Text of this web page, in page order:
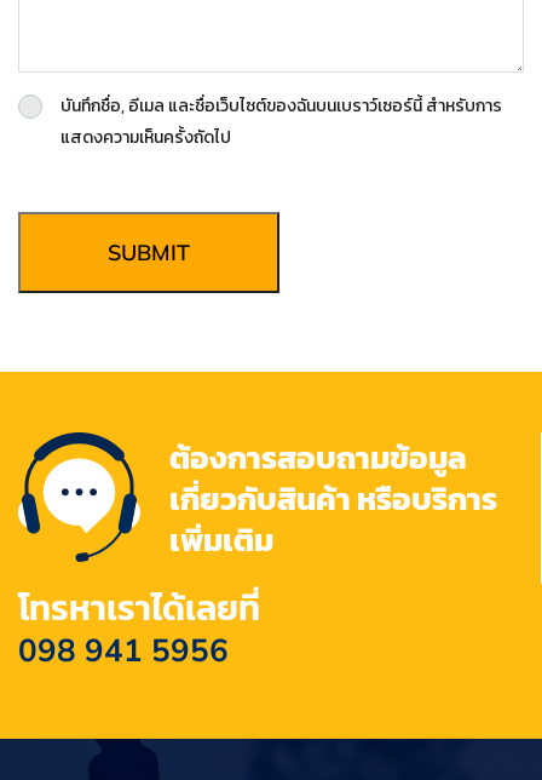
บันทึกชื่อ, อีเมล และชื่อเว็บไซต์ของฉันบนเบราว์เซอร์นี้ สำหรับการ
แสดงความเห็นครั้งถัดไป
SUBMIT
ต้องการสอบถามข้อมูล
เกี่ยวกับสินค้า หรือบริการ
เพิ่มเติม
โทรหาเราได้เลยที่
098 941 5956